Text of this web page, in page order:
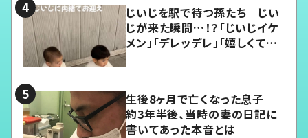
じいじを駅で待つ孫たち じい
じが来た瞬間…！？「じいじイケ
メン」「デレッデレ」「嬉しくて可
生後8ヶ月で亡くなった息子
約3年半後、当時の妻の日記に
書いてあった本音とは